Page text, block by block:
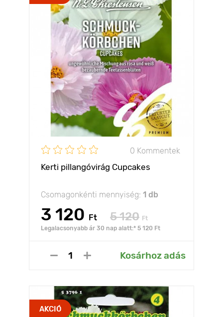
0 Kommentek
Kerti pillangóvirág Cupcakes
Csomagonkénti mennyiség: 1 db
3 120 Ft 5 120 Ft
Legalacsonyabb ár 30 nap alatt:* 5 120 Ft
Kosárhoz adás
AKCIÓ